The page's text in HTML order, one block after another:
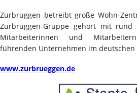
Zurbrüggen betreibt große Wohn-
Zurbrüggen-Gruppe gehört mit
Mitarbeiterinnen und
führenden Unternehmen im deutschen
www.zurbrueggen.de